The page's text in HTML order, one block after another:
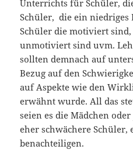
Unterrichts für Schüler,
Schüler, die ein niedriges
Schüler die motiviert
unmotiviert sind uvm.
sollten demnach auf
Bezug auf den
auf Aspekte wie den
erwähnt wurde. All das
seien es die Mädchen
eher schwächere Schüler,
benachteiligen.